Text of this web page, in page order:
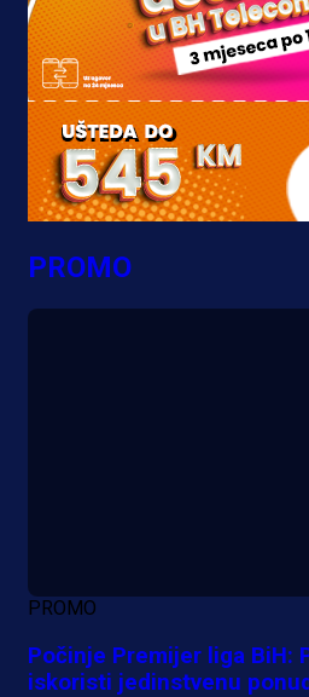
PROMO
PROMO
Počinje Premijer liga BiH:
iskoristi jedinstvenu